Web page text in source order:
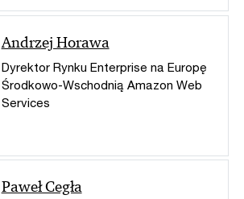
Andrzej Horawa
Dyrektor Rynku Enterprise na Europę
Środkowo-Wschodnią Amazon Web
Services
Paweł Cegła